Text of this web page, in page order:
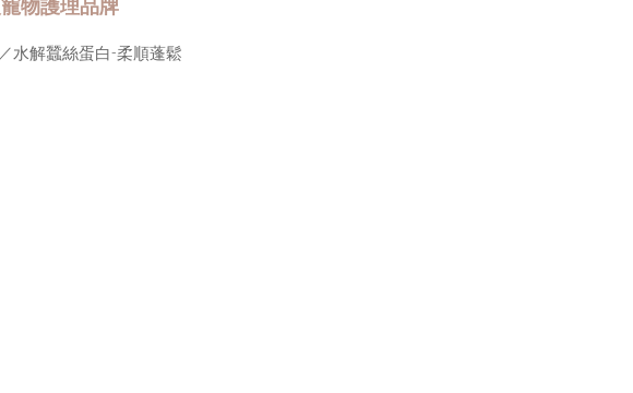
物護理品牌
水解蠶絲蛋白-柔順蓬鬆